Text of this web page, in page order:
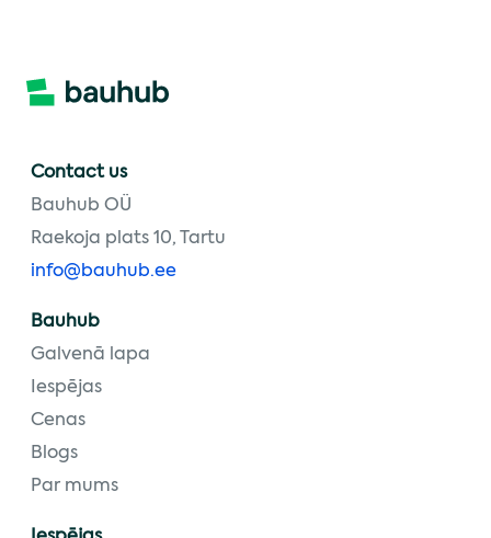
Contact us
Bauhub OÜ
Raekoja plats 10, Tartu
info@bauhub.ee
Bauhub
Galvenā lapa
Iespējas
Cenas
Blogs
Par mums